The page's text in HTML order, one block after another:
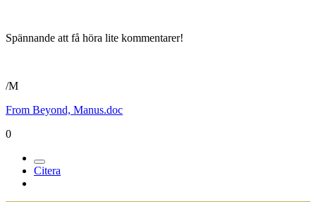
Spännande att få höra lite kommentarer!
/M
From Beyond, Manus.doc
0
Citera